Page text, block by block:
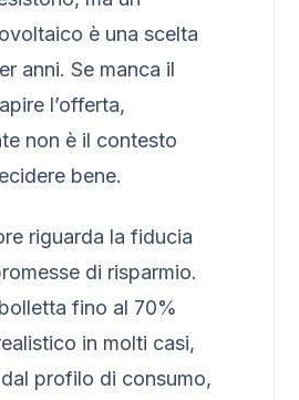
è una scelta
anni. Se manca il
l’offerta,
non è il contesto
bene.
riguarda la fiducia
di risparmio.
fino al 70%
in molti casi,
profilo di consumo,